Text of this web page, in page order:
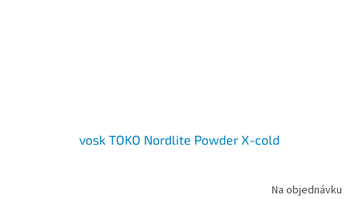
vosk TOKO Nordlite Powder X-cold
Na objednávku